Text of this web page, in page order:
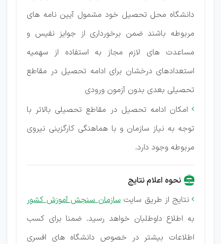
دانشگاه محل تحصیل خود مشمول آیین نامه های
مربوطه باشند ضمن برخورداری از جوایز نفیس و
مساعدت های لازم مجاز به استفاده از سهمیه
استعدادهای درخشان برای ادامه تحصیل در مقاطع
تحصیلی بعدی بدون آزمون ورودی
 امکان ادامه تحصیل در مقاطع تحصیلی بالاتر با
توجه به نیاز سازمان و با هماهنگی کارگزینی نیروی
مربوطه وجود دارد.
نحوه اعلام نتایج
 نتایج از طریق سایتسازمان سنجش آموزش کشور
به اطلاع داوطلبان خواهد رسید. ضمنا برای کسب
اطلاعات بیشتر در خصوص دانشگاه های افسری